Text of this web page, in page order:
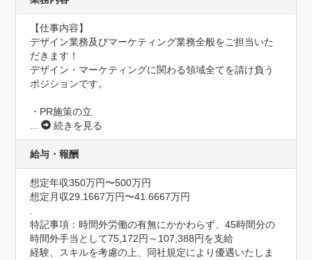
【仕事内容】
デザイン業務及びマーケティング業務全般をご担当いた
だきます！
デザイン・マーケティングに関わる領域全てを請け負う
ポジションです。
・PR施策の立
...
続きを見る
給与・報酬
想定年収350万円〜500万円
想定月収29.1667万円〜41.6667万円
.
特記事項：時間外労働の有無にかかわらず、45時間分の
時間外手当として75,172円～107,388円を支給
経験、スキルを考慮の上、同社規定により優遇いたしま